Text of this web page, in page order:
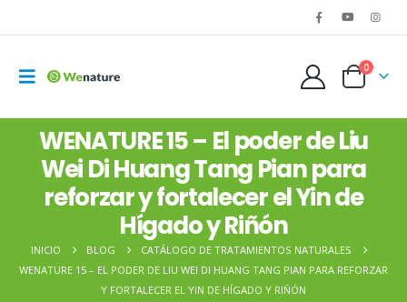
0
WENATURE 15 – El poder de Liu
Wei Di Huang Tang Pian para
reforzar y fortalecer el Yin de
Hígado y Riñón
INICIO BLOG
CATÁLOGO DE TRATAMIENTOS NATURALES
WENATURE 15 – EL PODER DE LIU WEI DI HUANG TANG PIAN PARA REFORZAR
Y FORTALECER EL YIN DE HÍGADO Y RIÑÓN